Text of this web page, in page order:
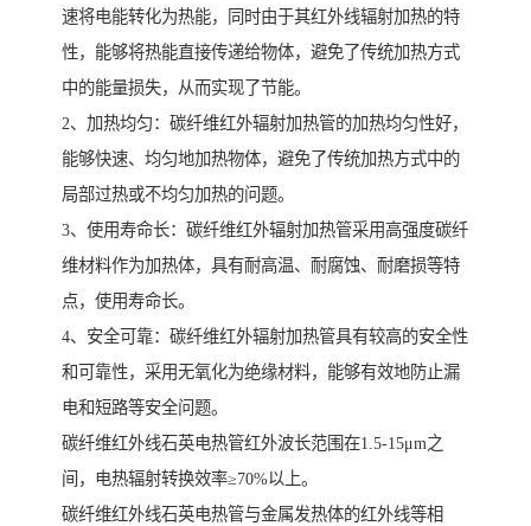
速将电能转化为热能，同时由于其红外线辐射加热的特
性，能够将热能直接传递给物体，避免了传统加热方式
中的能量损失，从而实现了节能。
2、加热均匀：碳纤维红外辐射加热管的加热均匀性好，
能够快速、均匀地加热物体，避免了传统加热方式中的
局部过热或不均匀加热的问题。
3、使用寿命长：碳纤维红外辐射加热管采用高强度碳纤
维材料作为加热体，具有耐高温、耐腐蚀、耐磨损等特
点，使用寿命长。
4、安全可靠：碳纤维红外辐射加热管具有较高的安全性
和可靠性，采用无氧化为绝缘材料，能够有效地防止漏
电和短路等安全问题。
碳纤维红外线石英电热管红外波长范围在1.5-15μm之
间，电热辐射转换效率≥70%以上。
碳纤维红外线石英电热管与金属发热体的红外线等相